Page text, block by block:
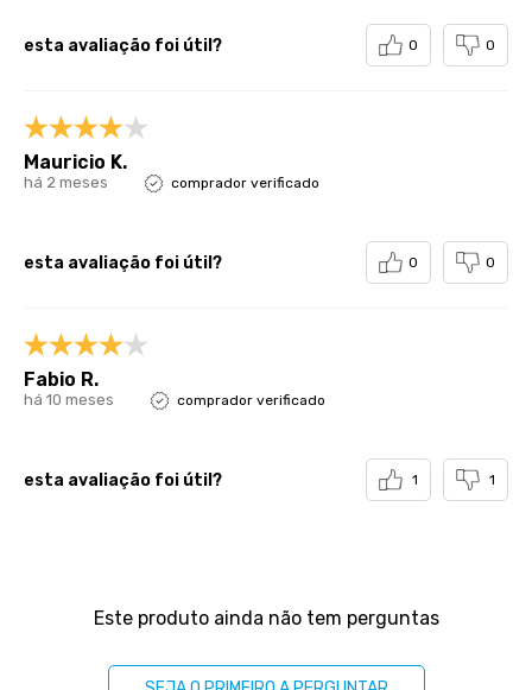
esta avaliação foi útil? 0 0
Mauricio K.
há 2 meses comprador verificado
esta avaliação foi útil? 0 0
Fabio R.
há 10 meses comprador verificado
esta avaliação foi útil? 1 1
Este produto ainda não tem perguntas